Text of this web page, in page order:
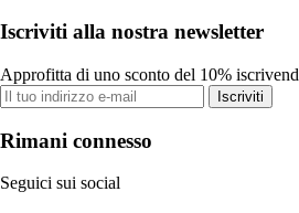
Iscriviti alla nostra newsletter
Approfitta di uno sconto del 10%
Iscriviti
Rimani connesso
Seguici sui social